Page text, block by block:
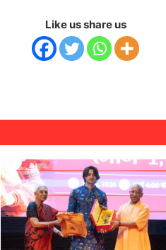
Like us share us